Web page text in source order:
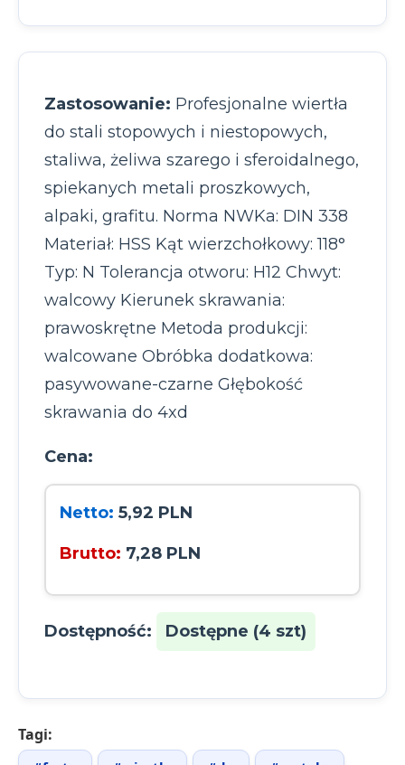
Zastosowanie: Profesjonalne wiertła
do stali stopowych i niestopowych,
staliwa, żeliwa szarego i sferoidalnego,
spiekanych metali proszkowych,
alpaki, grafitu. Norma NWKa: DIN 338
Materiał: HSS Kąt wierzchołkowy: 118°
Typ: N Tolerancja otworu: H12 Chwyt:
walcowy Kierunek skrawania:
prawoskrętne Metoda produkcji:
walcowane Obróbka dodatkowa:
pasywowane-czarne Głębokość
skrawania do 4xd
Cena:
Netto: 5,92 PLN
Brutto: 7,28 PLN
Dostępność: Dostępne (4 szt)
Tagi: